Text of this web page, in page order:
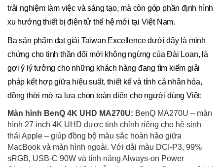
trải nghiệm làm việc và sáng tạo, mà còn góp phần định hình
xu hướng thiết bị điện tử thế hệ mới tại Việt Nam.
Ba sản phẩm đạt giải Taiwan Excellence dưới đây là minh
chứng cho tinh thần đổi mới không ngừng của Đài Loan, là
gợi ý lý tưởng cho những khách hàng đang tìm kiếm giải
pháp kết hợp giữa hiệu suất, thiết kế và tính cá nhân hóa,
đồng thời mở ra lựa chọn toàn diện cho người dùng Việt:
Màn hình BenQ 4K UHD MA270U: BenQ MA270U – màn
hình 27 inch 4K UHD được tinh chỉnh riêng cho hệ sinh
thái Apple – giúp đồng bộ màu sắc hoàn hảo giữa
MacBook và màn hình ngoài. Với dải màu DCI-P3, 99%
sRGB, USB-C 90W và tính năng Always-on Power